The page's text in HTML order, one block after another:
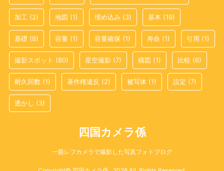
加工 (2) 地図 (1) 埋め込み (3) 基本 (19)
基礎 (8) 容量 (1) 容量確保 (1) 寿命 (1) 引用 (1)
撮影スポット (80) 星空撮影 (7) 構図 (1) 比較 (6)
耐久回数 (1) 著作権違反 (2) 被写体 (1) 設定 (7)
透かし (3)
四国カメラ係
一眼レフカメラで撮影した写真フォトブログ